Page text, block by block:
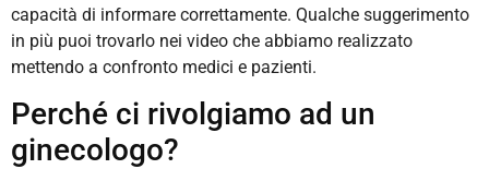
capacità di informare correttamente. Qualche suggerimento
in più puoi trovarlo nei video che abbiamo realizzato
mettendo a confronto medici e pazienti.
Perché ci rivolgiamo ad un
ginecologo?